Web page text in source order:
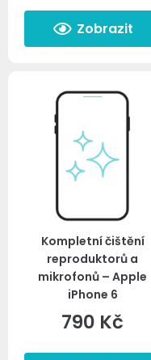
Zobrazit
Kompletní čištění
reproduktorů a
mikrofonů – Apple
iPhone 6
790 Kč